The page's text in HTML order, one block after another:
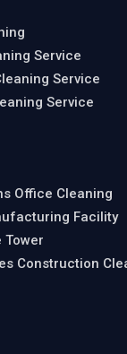
Service
Service
Service
Office Cleaning
Facility
Tower
Construction